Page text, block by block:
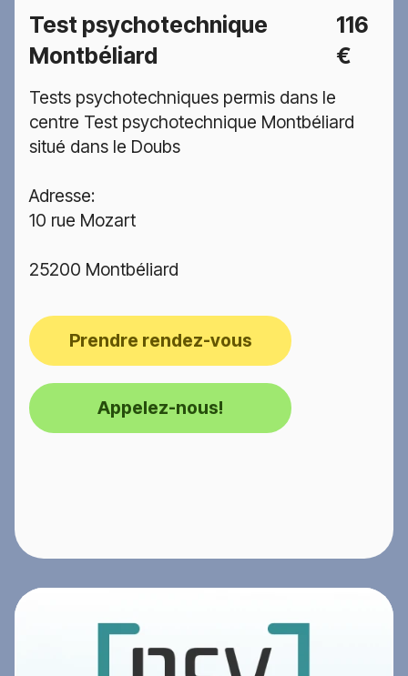
Test psychotechnique
Montbéliard
116
€
Tests psychotechniques permis dans le
centre Test psychotechnique Montbéliard
situé dans le Doubs
Adresse:
10 rue Mozart
25200 Montbéliard
Prendre rendez-vous
Appelez-nous!